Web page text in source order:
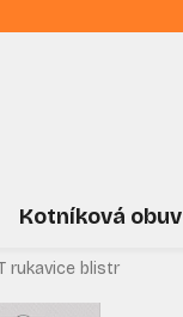
Kotníková obuv
rukavice blistr